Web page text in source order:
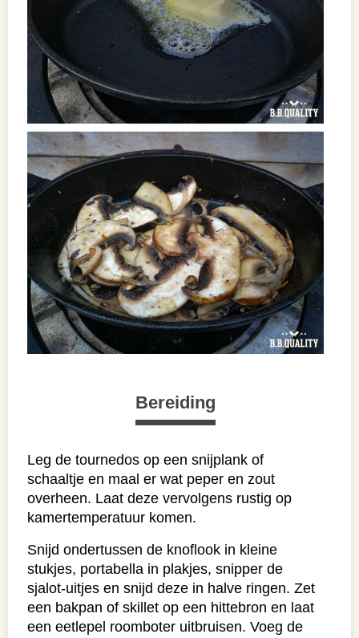
Bereiding
Leg de tournedos op een snijplank of
schaaltje en maal er wat peper en zout
overheen. Laat deze vervolgens rustig op
kamertemperatuur komen.
Snijd ondertussen de knoflook in kleine
stukjes, portabella in plakjes, snipper de
sjalot-uitjes en snijd deze in halve ringen. Zet
een bakpan of skillet op een hittebron en laat
een eetlepel roomboter uitbruisen. Voeg de